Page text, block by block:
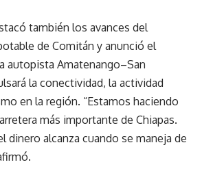
también los avances del
de Comitán y anunció el
autopista Amatenango–San
la conectividad, la actividad
en la región. “Estamos haciendo
más importante de Chiapas.
dinero alcanza cuando se maneja de